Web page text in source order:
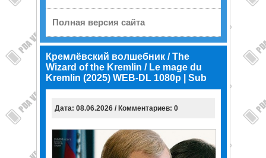
Полная версия сайта
Кремлёвский волшебник / The
Wizard of the Kremlin / Le mage du
Kremlin (2025) WEB-DL 1080p | Sub
Дата: 08.06.2026 / Комментариев: 0